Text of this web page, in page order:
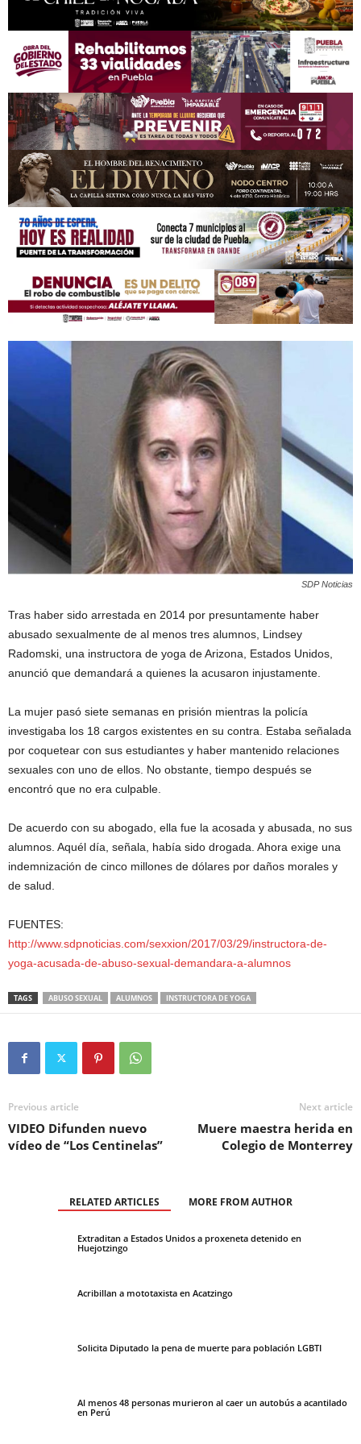
SDP Noticias
Tras haber sido arrestada en 2014 por presuntamente haber
abusado sexualmente de al menos tres alumnos, Lindsey
Radomski, una instructora de yoga de Arizona, Estados Unidos,
anunció que demandará a quienes la acusaron injustamente.
La mujer pasó siete semanas en prisión mientras la policía
investigaba los 18 cargos existentes en su contra. Estaba señalada
por coquetear con sus estudiantes y haber mantenido relaciones
sexuales con uno de ellos. No obstante, tiempo después se
encontró que no era culpable.
De acuerdo con su abogado, ella fue la acosada y abusada, no sus
alumnos. Aquél día, señala, había sido drogada. Ahora exige una
indemnización de cinco millones de dólares por daños morales y
de salud.
FUENTES:
http://www.sdpnoticias.com/sexxion/2017/03/29/instructora-de-
yoga-acusada-de-abuso-sexual-demandara-a-alumnos
TAGS ABUSO SEXUAL ALUMNOS INSTRUCTORA DE YOGA
Previous article
VIDEO Difunden nuevo
vídeo de “Los Centinelas”
Next article
Muere maestra herida en
Colegio de Monterrey
RELATED ARTICLES MORE FROM AUTHOR
Extraditan a Estados Unidos a proxeneta detenido en
Huejotzingo
Acribillan a mototaxista en Acatzingo
Solicita Diputado la pena de muerte para población LGBTI
Al menos 48 personas murieron al caer un autobús a acantilado
en Perú